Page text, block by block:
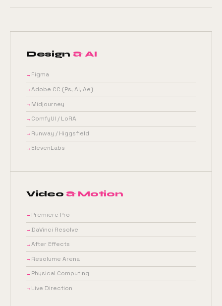
Design & AI
Figma
Adobe CC (Ps, Ai, Ae)
Midjourney
ComfyUI / LoRA
Runway / Higgsfield
ElevenLabs
Video & Motion
Premiere Pro
DaVinci Resolve
After Effects
Resolume Arena
Physical Computing
Live Direction